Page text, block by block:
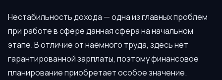
Нестабильность дохода — одна из главных проблем
при работе в сфере данная сфера на начальном
этапе. В отличие от наёмного труда, здесь нет
гарантированной зарплаты, поэтому финансовое
планирование приобретает особое значение.